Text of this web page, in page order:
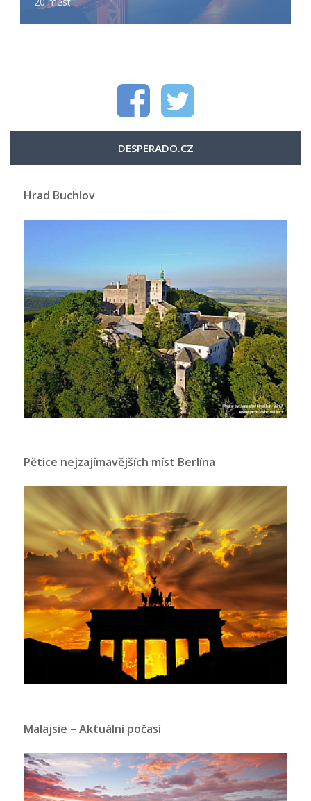
DESPERADO.CZ
Hrad Buchlov
Pětice nejzajímavějších míst Berlína
Malajsie – Aktuální počasí